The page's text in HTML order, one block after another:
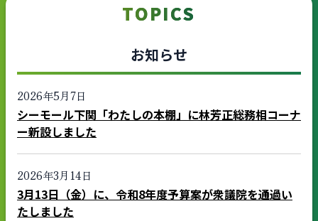
TOPICS
お知らせ
2026年5月7日
シーモール下関「わたしの本棚」に林芳正総務相コーナ
ー新設しました
2026年3月14日
3月13日（金）に、令和8年度予算案が衆議院を通過い
たしました